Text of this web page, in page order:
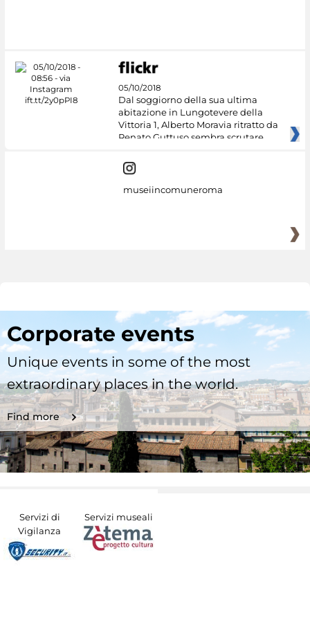
05/10/2018
Dal soggiorno della sua ultima
abitazione in Lungotevere della
Vittoria 1, Alberto Moravia ritratto da
Renato Guttuso sembra scrutare
museiincomuneroma
Corporate events
Unique events in some of the most
extraordinary places in the world.
Find more
Servizi di
Vigilanza
Servizi museali